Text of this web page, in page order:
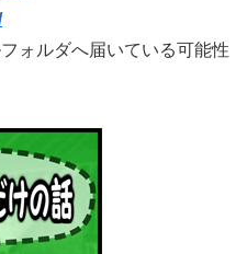
ォルダへ届いている可能性